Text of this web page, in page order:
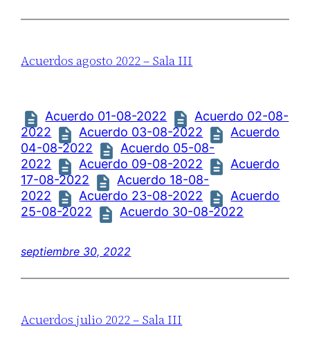
Acuerdos agosto 2022 – Sala III
Acuerdo 01-08-2022
Acuerdo 02-08-
2022
Acuerdo 03-08-2022
Acuerdo
04-08-2022
Acuerdo 05-08-
2022
Acuerdo 09-08-2022
Acuerdo
17-08-2022
Acuerdo 18-08-
2022
Acuerdo 23-08-2022
Acuerdo
25-08-2022
Acuerdo 30-08-2022
septiembre 30, 2022
Acuerdos julio 2022 – Sala III